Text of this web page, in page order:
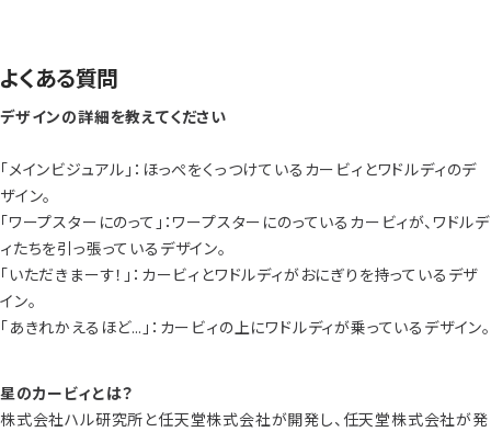
よくある質問
デザインの詳細を教えてください
「メインビジュアル」：ほっぺをくっつけているカービィとワドルディのデ
ザイン。
「ワープスターにのって」：ワープスターにのっているカービィが、ワドルデ
ィたちを引っ張っているデザイン。
「いただきまーす！」：カービィとワドルディがおにぎりを持っているデザ
イン。
「あきれかえるほど…」：カービィの上にワドルディが乗っているデザイン。
星のカービィとは？
株式会社ハル研究所と任天堂株式会社が開発し、任天堂株式会社が発